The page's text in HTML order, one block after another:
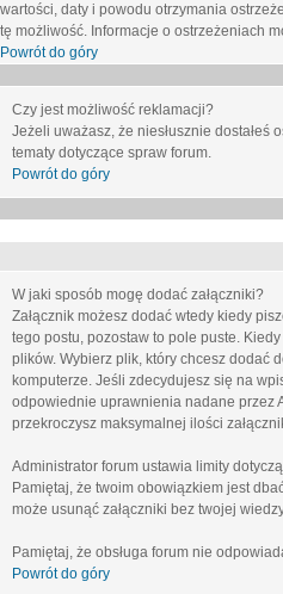
wartości, daty i powodu otrzymania
tę możliwość. Informacje o ostrzeżeniach
Powrót do góry
Czy jest możliwość reklamacji?
Jeżeli uważasz, że niesłusznie
tematy dotyczące spraw forum.
Powrót do góry
W jaki sposób mogę dodać załączniki?
Załącznik możesz dodać wtedy kiedy
tego postu, pozostaw to pole puste.
plików. Wybierz plik, który chcesz dodać
komputerze. Jeśli zdecydujesz się na
odpowiednie uprawnienia nadane przez
przekroczysz maksymalnej ilości
Administrator forum ustawia limity
Pamiętaj, że twoim obowiązkiem jest
może usunąć załączniki bez twojej
Pamiętaj, że obsługa forum nie
Powrót do góry